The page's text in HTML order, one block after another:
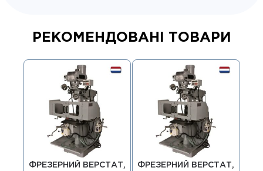
РЕКОМЕНДОВАНІ ТОВАРИ
ФРЕЗЕРНИЙ ВЕРСТАТ,
ФРЕЗЕРНИЙ ВЕРСТАТ,